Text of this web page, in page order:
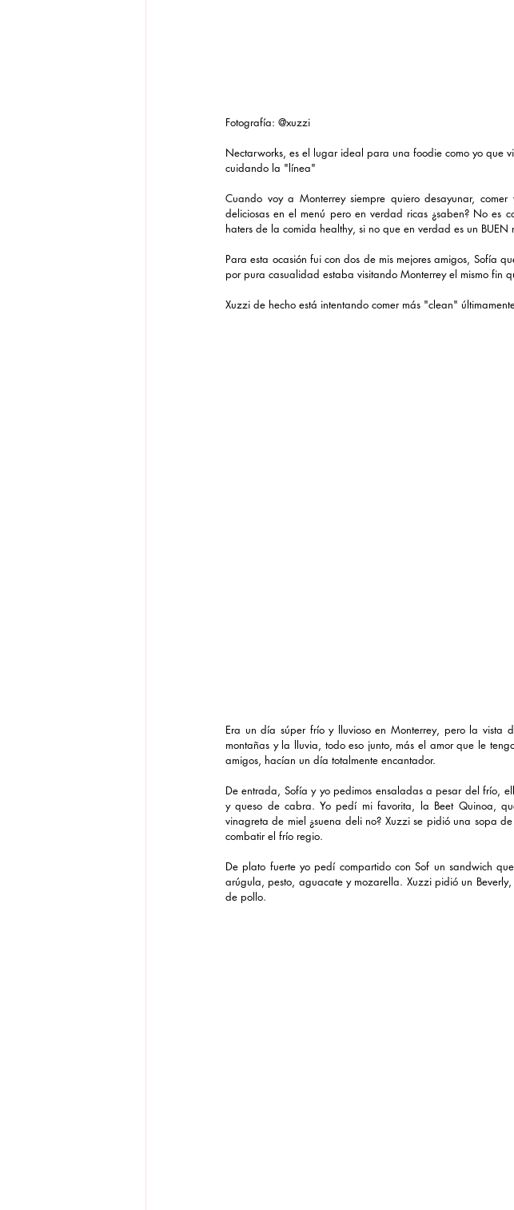
Fotografía: @xuzzi
Nectarworks, es el lugar ideal para una foodie como yo que
cuidando la "línea"
Cuando voy a Monterrey siempre quiero desayunar,
deliciosas en el menú pero en verdad ricas ¿saben? No es
haters de la comida healthy, si no que en verdad es un BUEN
Para esta ocasión fui con dos de mis mejores amigos, Sofía
por pura casualidad estaba visitando Monterrey el mismo fin
Xuzzi de hecho está intentando comer más "clean"
Era un día súper frío y lluvioso en Monterrey, pero la vista
montañas y la lluvia, todo eso junto, más el amor que le
amigos, hacían un día totalmente encantador.
De entrada, Sofía y yo pedimos ensaladas a pesar del frío,
y queso de cabra. Yo pedí mi favorita, la Beet Quinoa,
vinagreta de miel ¿suena deli no? Xuzzi se pidió una sopa
combatir el frío regio.
De plato fuerte yo pedí compartido con Sof un sandwich
arúgula, pesto, aguacate y mozarella. Xuzzi pidió un
de pollo.